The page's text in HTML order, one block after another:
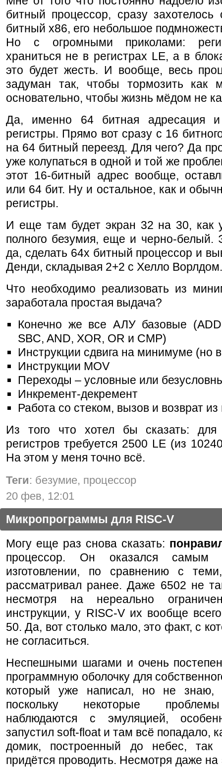
битный процессор, сразу захотелось
битный x86, его небольшое
Но с огромными приколами:
храниться не в регистрах LE, а в
это будет жесть. И вообще, весь
задуман так, чтобы тормозить как
основательно, чтобы жизнь мёдом не
Да, именно 64 битная адресация
регистры. Прямо вот сразу с 16
на 64 битный переезд. Для чего? Да
уже колупаться в одной и той же
этот 16-битный адрес вообще,
или 64 бит. Ну и остальное, как и
регистры.
И еще там будет экран 32 на 30, как
полного безумия, еще и черно-белый.
да, сделать 64х битный процессор и
Денди, складывая 2+2 с Хелло Ворлдом.
Что необходимо реализовать из
заработала простая выдача?
Конечно же все АЛУ базовые
SBC, AND, XOR, OR и CMP)
Инструкции сдвига на минимуме (но
Инструкции MOV
Переходы – условные или
Инкремент-декремент
Работа со стеком, вызов и возврат
Из того что хотел бы сказать:
регистров требуется 2500 LE (из
На этом у меня точно всё.
Теги: безумие, процессор
20 фев, 12:01
Микропрограммы для RISC-V
Могу еще раз снова сказать:
процессор. Он оказался самым
изготовлении, по сравнению с
рассматривал ранее. Даже 6502 не
несмотря на нереально
инструкции, у RISC-V их вообще
50. Да, вот столько мало, это факт, с
не согласиться.
Неспешными шагами и очень
программную оболочку для
который уже написал, но не знаю,
поскольку некоторые
наблюдаются с эмуляцией,
запустил soft-float и там всё попадало,
домик, построенный до небес, так
придётся проводить. Несмотря даже на